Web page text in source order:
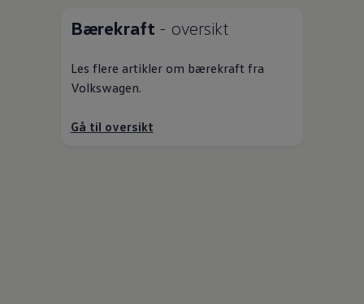
Bærekraft - oversikt
Les flere artikler om bærekraft fra
Volkswagen.
Gå til oversikt